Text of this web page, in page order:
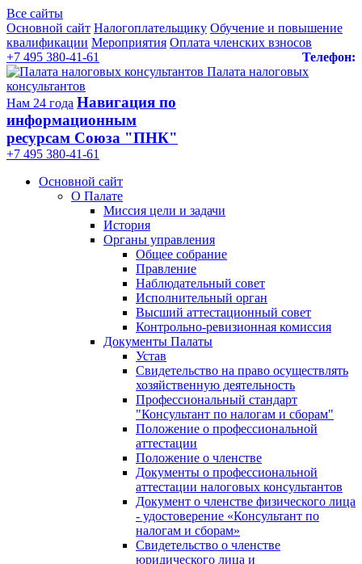
Все сайты
Основной сайт Налогоплательщику Обучение и повышение
квалификации Мероприятия Оплата членских взносов
Телефон:
+7 495 380-41-61
Палата налоговых
консультантов
Нам 24 года Навигация по
информационным
ресурсам Союза "ПНК"
+7 495 380‑41‑61
Основной сайт
О Палате
Миссия цели и задачи
История
Органы управления
Общее собрание
Правление
Наблюдательный совет
Исполнительный орган
Высший аттестационный совет
Контрольно-ревизионная комиссия
Документы Палаты
Устав
Свидетельство на право осуществлять
хозяйственную деятельность
Профессиональный стандарт
"Консультант по налогам и сборам"
Положение о профессиональной
аттестации
Положение о членстве
Документы о профессиональной
аттестации налоговых консультантов
Документ о членстве физического лица
- удостоверение «Консультант по
налогам и сборам»
Свидетельство о членстве
юридического лица и